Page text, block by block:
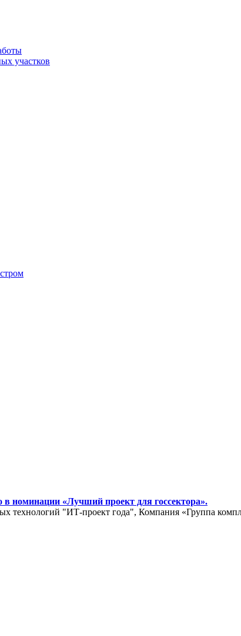
участков
номинации «Лучший проект для госсектора».
технологий "ИТ-проект года", Компания «Группа